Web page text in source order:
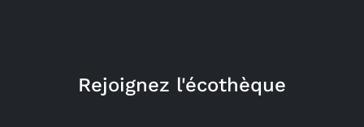
Rejoignez l'écothèque